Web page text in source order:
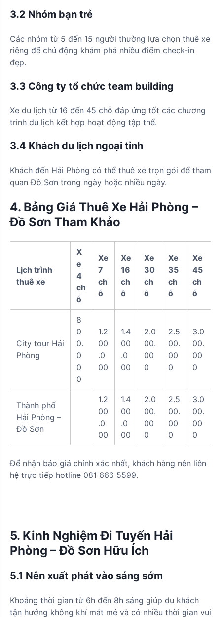
3.2 Nhóm bạn trẻ
Các nhóm từ 5 đến 15 người thường lựa chọn thuê xe
riêng để chủ động khám phá nhiều điểm check-in
đẹp.
3.3 Công ty tổ chức team building
Xe du lịch từ 16 đến 45 chỗ đáp ứng tốt các chương
trình du lịch kết hợp hoạt động tập thể.
3.4 Khách du lịch ngoại tỉnh
Khách đến Hải Phòng có thể thuê xe trọn gói để tham
quan Đồ Sơn trong ngày hoặc nhiều ngày.
4. Bảng Giá Thuê Xe Hải Phòng –
Đồ Sơn Tham Khảo
Lịch trình
thuê xe
X
e
4
ch
ỗ
Xe
7
ch
ỗ
Xe
16
ch
ỗ
Xe
30
ch
ỗ
Xe
35
ch
ỗ
Xe
45
ch
ỗ
City tour Hải
Phòng
8
0
0.
0
0
0
1.2
00
.0
00
1.4
00
.0
00
2.0
00.
00
0
2.5
00.
00
0
3.0
00.
00
0
Thành phố
Hải Phòng –
Đồ Sơn
1.2
00
.0
00
1.4
00
.0
00
2.0
00.
00
0
2.5
00.
00
0
3.0
00.
00
0
Để nhận báo giá chính xác nhất, khách hàng nên liên
hệ trực tiếp hotline 081 666 5599.
5. Kinh Nghiệm Đi Tuyến Hải
Phòng – Đồ Sơn Hữu Ích
5.1 Nên xuất phát vào sáng sớm
Khoảng thời gian từ 6h đến 8h sáng giúp du khách
tận hưởng không khí mát mẻ và có nhiều thời gian vui